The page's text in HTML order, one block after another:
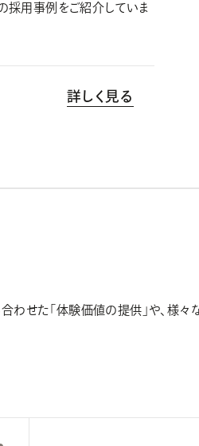
採用事例をご紹介していま
詳しく見る
せた「体験価値の提供」や、様々